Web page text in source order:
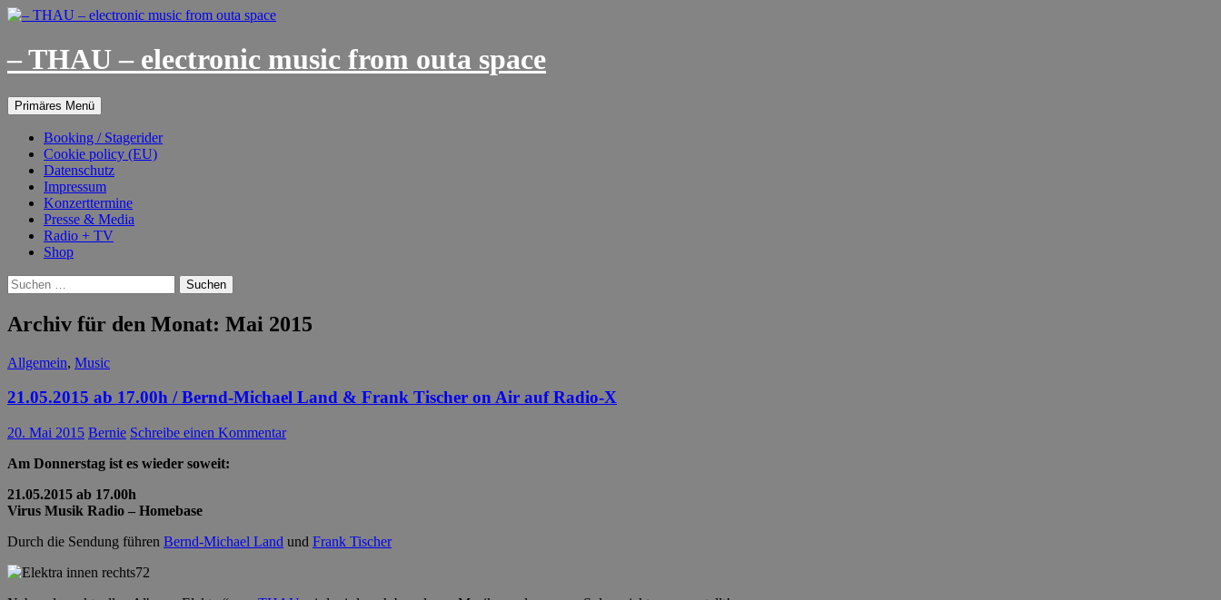
– THAU – electronic music from outa space
Suchen
Primäres Menü
Inhalt
Booking / Stagerider
Cookie policy (EU)
Datenschutz
Impressum
Konzerttermine
Presse & Media
Radio + TV
Shop
Suchen
nach:
Archiv für den Monat: Mai 2015
Allgemein, Music
21.05.2015 ab 17.00h / Bernd-Michael Land & Frank Tischer on Air auf Radio-X
20. Mai 2015 Bernie Schreibe einen Kommentar
Am Donnerstag ist es wieder soweit:
21.05.2015 ab 17.00h
Virus Musik Radio – Homebase
Durch die Sendung führen Bernd-Michael Land und Frank Tischer